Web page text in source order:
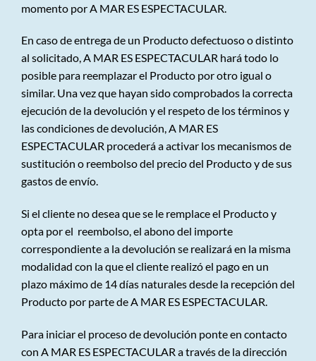
momento por A MAR ES ESPECTACULAR.
En caso de entrega de un Producto defectuoso o distinto
al solicitado, A MAR ES ESPECTACULAR hará todo lo
posible para reemplazar el Producto por otro igual o
similar. Una vez que hayan sido comprobados la correcta
ejecución de la devolución y el respeto de los términos y
las condiciones de devolución, A MAR ES
ESPECTACULAR procederá a activar los mecanismos de
sustitución o reembolso del precio del Producto y de sus
gastos de envío.
Si el cliente no desea que se le remplace el Producto y
opta por el reembolso, el abono del importe
correspondiente a la devolución se realizará en la misma
modalidad con la que el cliente realizó el pago en un
plazo máximo de 14 días naturales desde la recepción del
Producto por parte de A MAR ES ESPECTACULAR.
Para iniciar el proceso de devolución ponte en contacto
con A MAR ES ESPECTACULAR a través de la dirección